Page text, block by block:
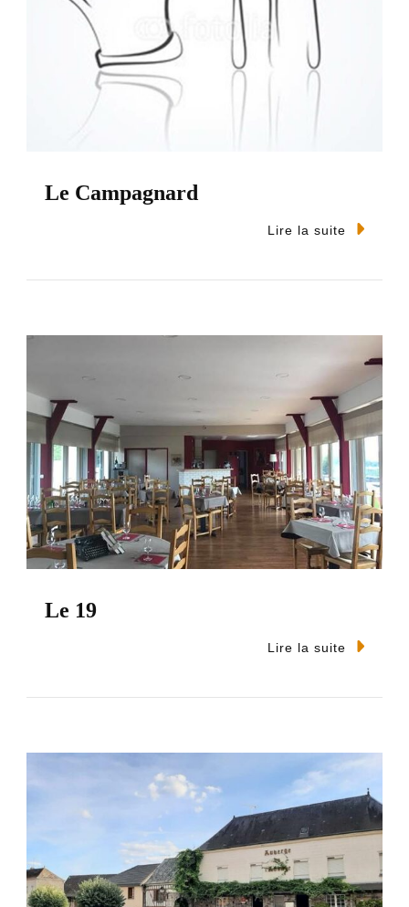
Le Campagnard
Lire la suite
Le 19
Lire la suite